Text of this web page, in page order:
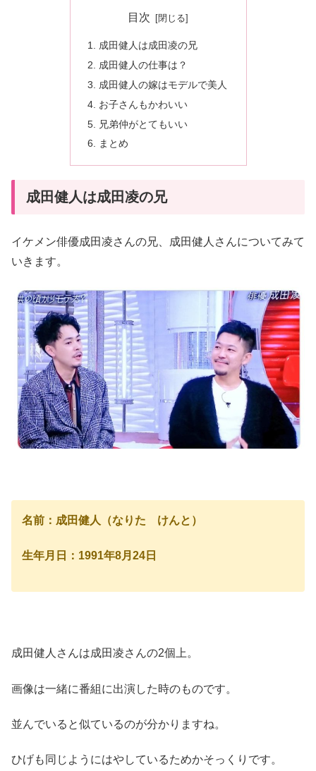
目次
成田健人は成田凌の兄
成田健人の仕事は？
成田健人の嫁はモデルで美人
お子さんもかわいい
兄弟仲がとてもいい
まとめ
成田健人は成田凌の兄
イケメン俳優成田凌さんの兄、成田健人さんについてみて
いきます。
名前：成田健人（なりた けんと）
生年月日：1991年8月24日
成田健人さんは成田凌さんの2個上。
画像は一緒に番組に出演した時のものです。
並んでいると似ているのが分かりますね。
ひげも同じようにはやしているためかそっくりです。